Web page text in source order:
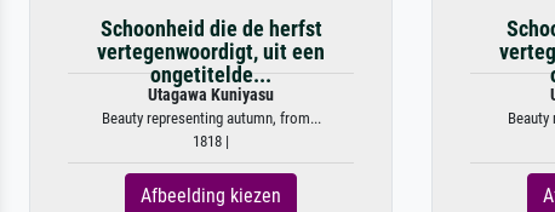
Schoonheid die de herfst
vertegenwoordigt, uit een
ongetitelde...
Utagawa Kuniyasu
Beauty representing autumn, from...
1818 |
Afbeelding kiezen
Beauty